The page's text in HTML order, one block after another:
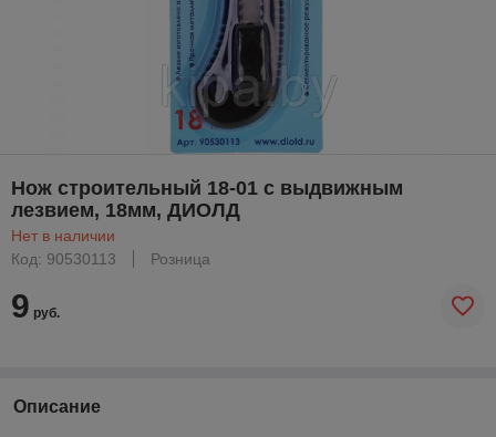
Нож строительный 18-01 с выдвижным
лезвием, 18мм, ДИОЛД
Нет в наличии
Код: 90530113
Розница
9 руб.
Описание